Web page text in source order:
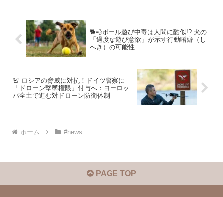
🐕💨ボール遊び中毒は人間に酷似!? 犬の
「過度な遊び意欲」が示す行動嗜癖（し
へき）の可能性
🚨 ロシアの脅威に対抗！ドイツ警察に
「ドローン撃墜権限」付与へ：ヨーロッ
パ全土で進む対ドローン防衛体制
ホーム #news
PAGE TOP